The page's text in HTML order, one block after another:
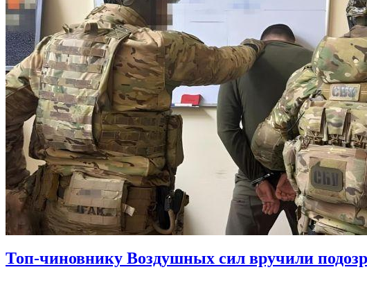
Топ-чиновнику Воздушных сил вручили